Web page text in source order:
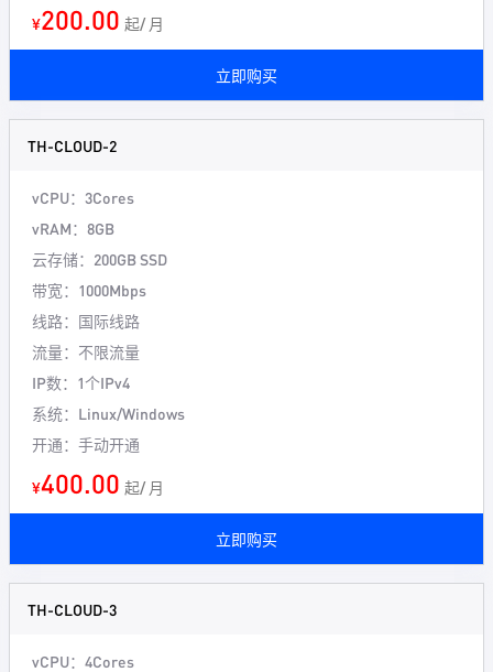
¥200.00 起/ 月
立即购买
TH-CLOUD-2
vCPU：3Cores
vRAM：8GB
云存储：200GB SSD
带宽：1000Mbps
线路：国际线路
流量：不限流量
IP数：1个IPv4
系统：Linux/Windows
开通：手动开通
¥400.00 起/ 月
立即购买
TH-CLOUD-3
vCPU：4Cores